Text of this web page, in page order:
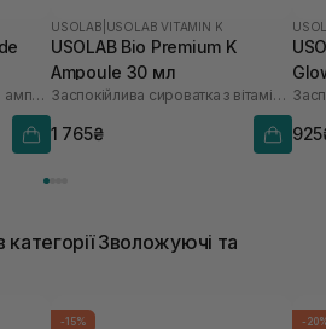
Відновлююча заспокійлива ампула для обличчя
USOLAB USOLAB VITAMIN K
USOLAB Bio Premium K
Ampoule 30 мл
Заспокійлива сироватка з вітаміном K
1 765₴
Зволожуючі та
-15% -